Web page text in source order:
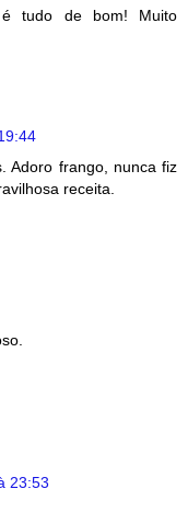
é tudo de bom! Muito
Adoro frango, nunca fiz
receita.
23:53